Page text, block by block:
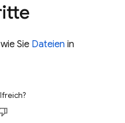
Sie Dateien in